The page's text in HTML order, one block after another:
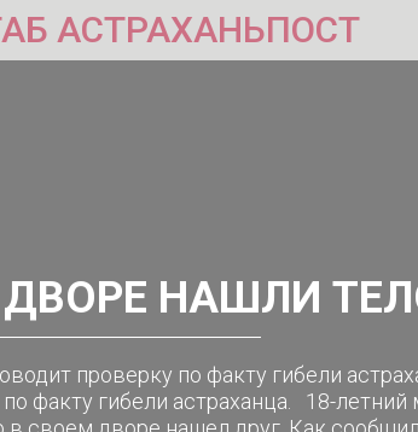
АСТРАХАНЬПОСТ
НАШЛИ
проверку по факту гибели
факту гибели астраханца. 18-